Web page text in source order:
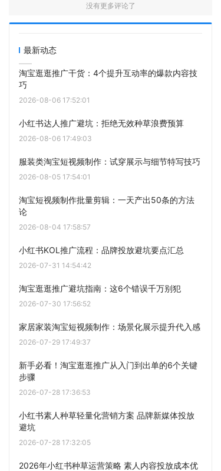
没有更多评论了
最新动态
淘宝逛逛推广干货：4个提升互动率的爆款内容技
巧
2026-08-06 17:52:01
小红书达人推广避坑：拒绝无效种草浪费预算
2026-08-06 17:49:03
服装类淘宝短视频制作：试穿展示与细节特写技巧
2026-08-05 17:54:01
淘宝短视频制作批量剪辑：一天产出50条的方法
论
2026-08-04 17:58:57
小红书KOL推广流程：品牌投放避坑要点汇总
2026-07-31 14:54:42
淘宝逛逛推广避坑指南：这6个错误千万别犯
2026-07-30 17:56:52
家居家装淘宝短视频制作：场景化展示提升代入感
2026-07-29 17:49:37
新手必看！淘宝逛逛推广从入门到出单的6个关键
步骤
2026-07-28 17:36:53
小红书素人种草轻量化营销方案 品牌新媒体投放
避坑
2026-07-28 17:32:05
2026年小红书种草运营策略 素人内容投放成本优